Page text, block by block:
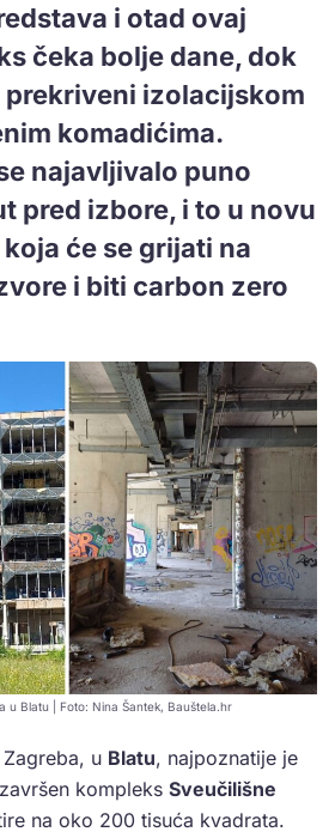
i otad ovaj
čeka bolje dane, dok
izolacijskom
komadićima.
najavljivalo puno
pred izbore, i to u novu
će se grijati na
i biti carbon zero
u Blatu | Foto: Nina Šantek, Bauštela.hr
u Blatu, najpoznatije je
kompleks Sveučilišne
na oko 200 tisuća kvadrata.